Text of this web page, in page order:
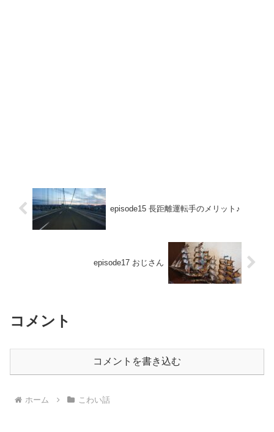
episode15 長距離運転手のメリット♪
episode17 おじさん
コメント
コメントを書き込む
ホーム こわい話